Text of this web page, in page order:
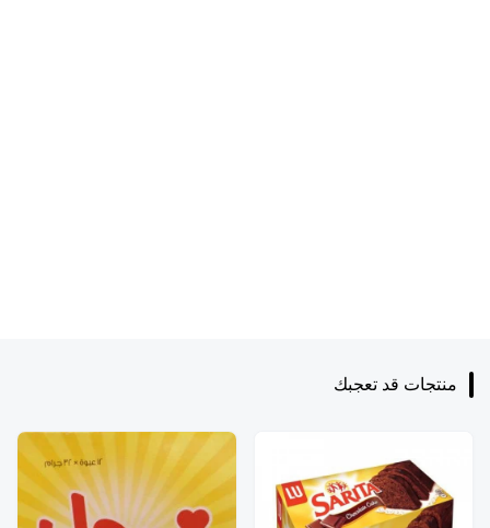
منتجات قد تعجبك